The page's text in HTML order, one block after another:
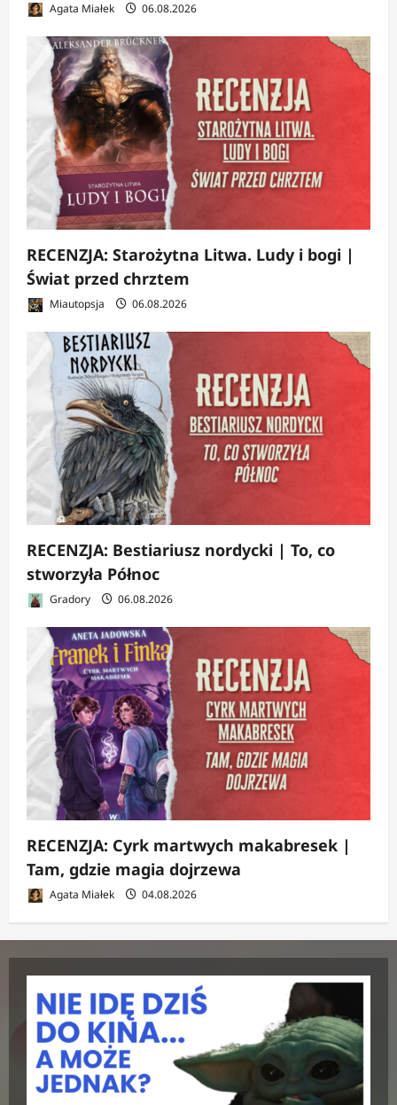
Agata Miałek 06.08.2026
RECENZJA: Starożytna Litwa. Ludy i bogi |
Świat przed chrztem
Miautopsja 06.08.2026
RECENZJA: Bestiariusz nordycki | To, co
stworzyła Północ
Gradory 06.08.2026
RECENZJA: Cyrk martwych makabresek |
Tam, gdzie magia dojrzewa
Agata Miałek 04.08.2026